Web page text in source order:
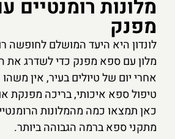
מלונות רומנטיים
מפנק
לונדון היא היעד המושלם לחופשה
מלון עם ספא מפנק כדי לשדרג את
אחרי יום של טיולים בעיר, אין משהו
טיפול ספא איכותי, בריכה מפנקת או
כאן תמצאו כמה מהמלונות הרומנטיים
מתקני ספא ברמה הגבוהה ביותר.